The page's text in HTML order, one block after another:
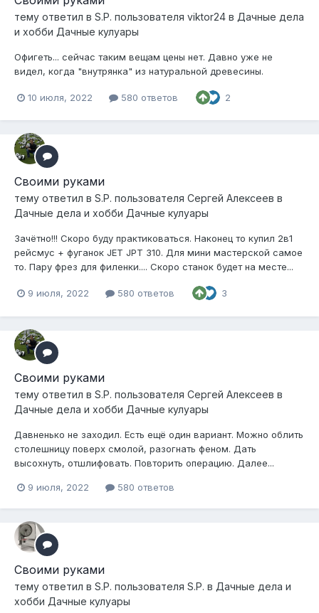
тему ответил в S.P. пользователя viktor24 в Дачные дела
и хобби Дачные кулуары
Офигеть... сейчас таким вещам цены нет. Давно уже не
видел, когда "внутрянка" из натуральной древесины.
10 июля, 2022 580 ответов 2
Своими руками
тему ответил в S.P. пользователя Сергей Алексеев в
Дачные дела и хобби Дачные кулуары
Зачётно!!! Скоро буду практиковаться. Наконец то купил 2в1
рейсмус + фуганок JET JPT 310. Для мини мастерской самое
то. Пару фрез для филенки.... Скоро станок будет на месте...
9 июля, 2022 580 ответов 3
Своими руками
тему ответил в S.P. пользователя Сергей Алексеев в
Дачные дела и хобби Дачные кулуары
Давненько не заходил. Есть ещё один вариант. Можно облить
столешницу поверх смолой, разогнать феном. Дать
высохнуть, отшлифовать. Повторить операцию. Далее...
9 июля, 2022 580 ответов
Своими руками
тему ответил в S.P. пользователя S.P. в Дачные дела и
хобби Дачные кулуары